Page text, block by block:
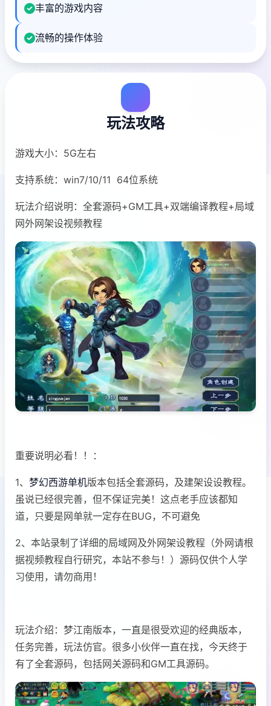
丰富的游戏内容
流畅的操作体验
玩法攻略
游戏大小：5G左右
支持系统：win7/10/11 64位系统
玩法介绍说明：全套源码+GM工具+双端编译教程+局域
网外网架设视频教程
重要说明必看！！：
1、 梦幻西游单机版本包括全套源码，及建架设设教程。
虽说已经很完善，但不保证完美！这点老手应该都知
道，只要是网单就一定存在BUG，不可避免
2、本站录制了详细的局域网及外网架设教程（外网请根
据视频教程自行研究，本站不参与！）源码仅供个人学
习使用，请勿商用！
玩法介绍：梦江南版本，一直是很受欢迎的经典版本，
任务完善，玩法仿官。很多小伙伴一直在找，今天终于
有了全套源码，包括网关源码和GM工具源码。